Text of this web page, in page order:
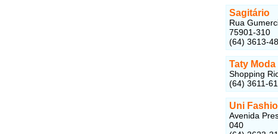
Sagitário
Rua
75901-310
(64) 3613-
Taty Moda
Shopping
(64) 3611-
Uni
Avenida
040